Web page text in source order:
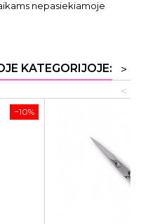
nepasiekiamoje
KATEGORIJOJE:
>
<
−10%